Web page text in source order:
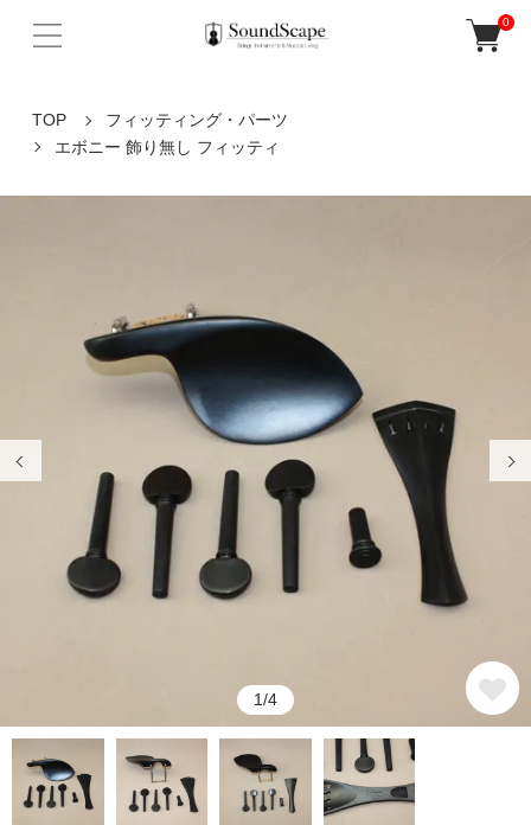
0
TOP
フィッティング・パーツ
エボニー 飾り無し フィッティ
1/4